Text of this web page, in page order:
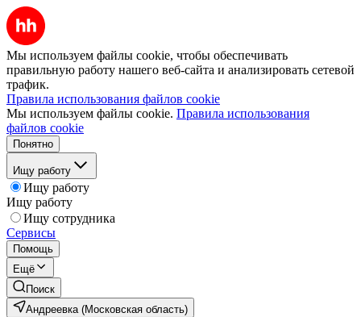
Мы используем файлы cookie, чтобы обеспечивать
правильную работу нашего веб-сайта и анализировать сетевой
трафик.
Правила использования файлов cookie
Мы используем файлы cookie. Правила использования
файлов cookie
Понятно
Ищу работу
Ищу работу
Ищу работу
Ищу сотрудника
Сервисы
Помощь
Ещё
Поиск
Андреевка (Московская область)